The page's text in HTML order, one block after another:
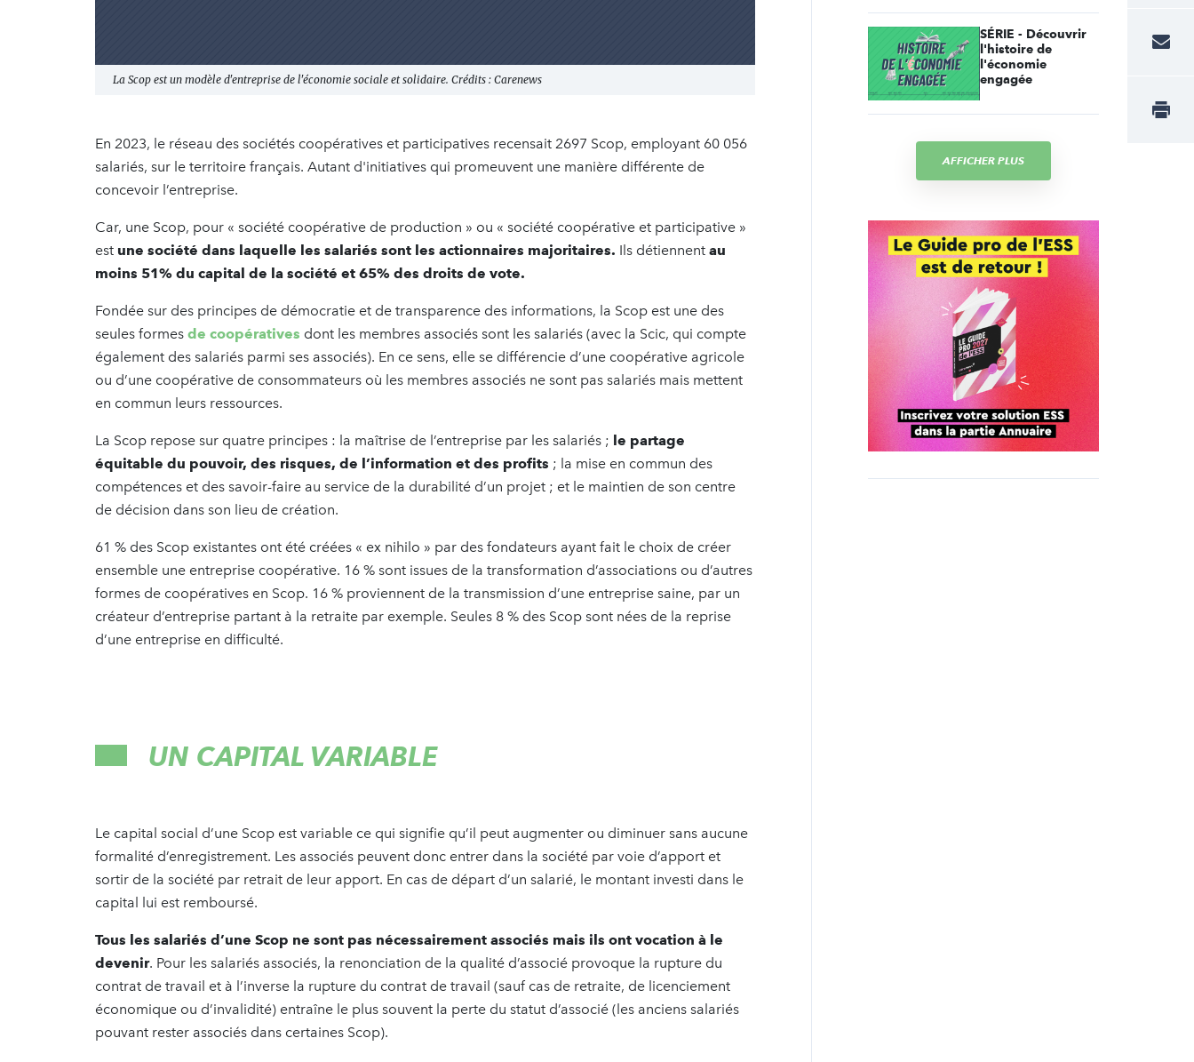
La Scop est un modèle d'entreprise de l'économie sociale et solidaire. Crédits : Carenews
En 2023, le réseau des sociétés coopératives et participatives recensait 2697 Scop, employant 60 056
salariés, sur le territoire français. Autant d'initiatives qui promeuvent une manière différente de
concevoir l’entreprise.
Car, une Scop, pour « société coopérative de production » ou « société coopérative et participative »
est une société dans laquelle les salariés sont les actionnaires majoritaires. Ils détiennent au
moins 51% du capital de la société et 65% des droits de vote.
Fondée sur des principes de démocratie et de transparence des informations, la Scop est une des
seules formes de coopératives dont les membres associés sont les salariés (avec la Scic, qui compte
également des salariés parmi ses associés). En ce sens, elle se différencie d’une coopérative agricole
ou d’une coopérative de consommateurs où les membres associés ne sont pas salariés mais mettent
en commun leurs ressources.
La Scop repose sur quatre principes : la maîtrise de l’entreprise par les salariés ; le partage
équitable du pouvoir, des risques, de l’information et des profits ; la mise en commun des
compétences et des savoir-faire au service de la durabilité d’un projet ; et le maintien de son centre
de décision dans son lieu de création.
61 % des Scop existantes ont été créées « ex nihilo » par des fondateurs ayant fait le choix de créer
ensemble une entreprise coopérative. 16 % sont issues de la transformation d’associations ou d’autres
formes de coopératives en Scop. 16 % proviennent de la transmission d’une entreprise saine, par un
créateur d’entreprise partant à la retraite par exemple. Seules 8 % des Scop sont nées de la reprise
d’une entreprise en difficulté.
UN CAPITAL VARIABLE
Le capital social d’une Scop est variable ce qui signifie qu’il peut augmenter ou diminuer sans aucune
formalité d’enregistrement. Les associés peuvent donc entrer dans la société par voie d’apport et
sortir de la société par retrait de leur apport. En cas de départ d’un salarié, le montant investi dans le
capital lui est remboursé.
Tous les salariés d’une Scop ne sont pas nécessairement associés mais ils ont vocation à le
devenir. Pour les salariés associés, la renonciation de la qualité d’associé provoque la rupture du
contrat de travail et à l’inverse la rupture du contrat de travail (sauf cas de retraite, de licenciement
économique ou d’invalidité) entraîne le plus souvent la perte du statut d’associé (les anciens salariés
pouvant rester associés dans certaines Scop).
SÉRIE - Découvrir
l'histoire de
l'économie
engagée
AFFICHER PLUS